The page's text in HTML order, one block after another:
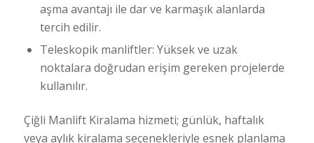
aşma avantajı ile dar ve karmaşık alanlarda
tercih edilir.
Teleskopik manliftler: Yüksek ve uzak
noktalara doğrudan erişim gereken projelerde
kullanılır.
Çiğli Manlift Kiralama hizmeti; günlük, haftalık
veya aylık kiralama seçenekleriyle esnek planlama